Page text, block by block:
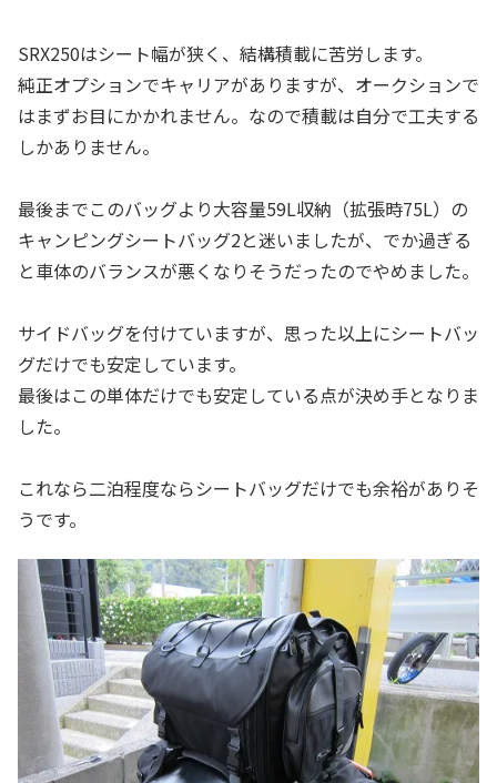
SRX250はシート幅が狭く、結構積載に苦労します。
純正オプションでキャリアがありますが、オークションで
はまずお目にかかれません。なので積載は自分で工夫する
しかありません。
最後までこのバッグより大容量59L収納（拡張時75L）の
キャンピングシートバッグ2と迷いましたが、でか過ぎる
と車体のバランスが悪くなりそうだったのでやめました。
サイドバッグを付けていますが、思った以上にシートバッ
グだけでも安定しています。
最後はこの単体だけでも安定している点が決め手となりま
した。
これなら二泊程度ならシートバッグだけでも余裕がありそ
うです。